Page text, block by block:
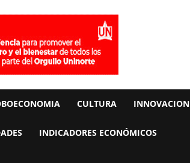
CULTURA INNOVACION
INDICADORES ECONÓMICOS